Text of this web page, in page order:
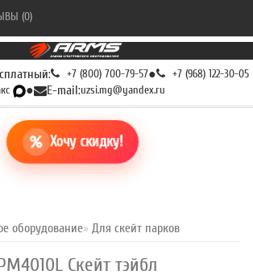
+7 (800) 700-79-57● +7 (968) 122-30-05
● E-mail:uzsi.mg@yandex.ru
Хочу скидку!
оборудование Для скейт парков
Скейт тэйбл
(0)